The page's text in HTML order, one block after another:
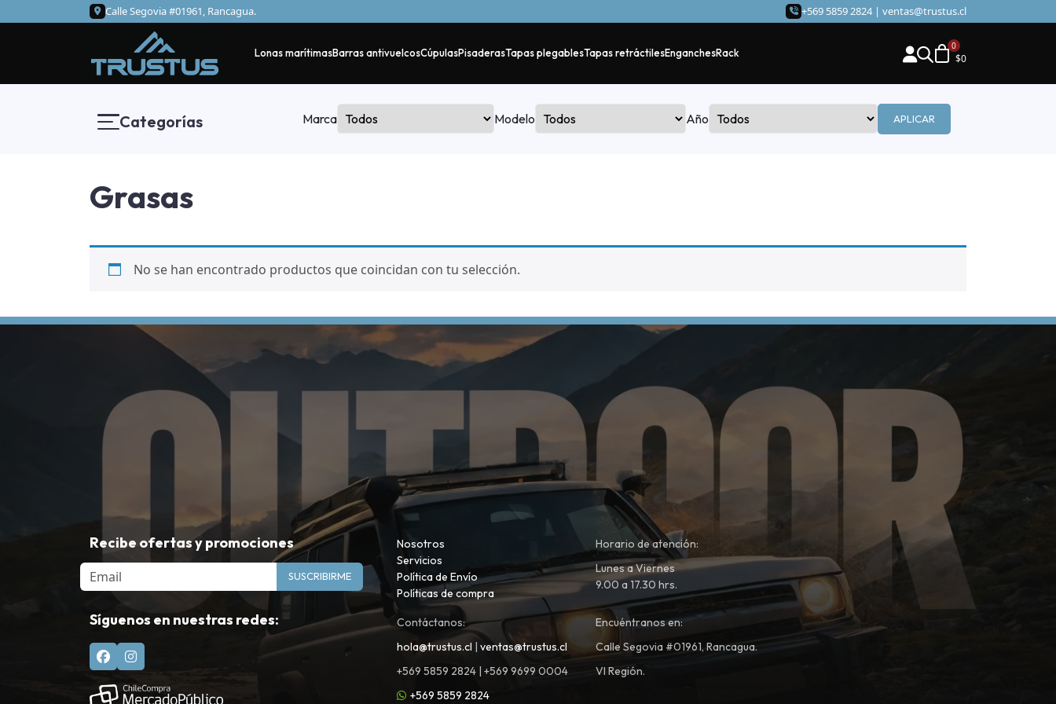
Calle Segovia #01961, Rancagua. +569 5859 2824 | ventas@trustus.cl
Lonas marítimasBarras antivuelcosCúpulasPisaderasTapas plegablesTapas retráctilesEnganchesRack $0
Categorías Marca Modelo Año APLICAR
Grasas
No se han encontrado productos que coincidan con tu selección.
Recibe ofertas y promociones
Email SUSCRIBIRME
Síguenos en nuestras redes:
Nosotros
Servicios
Política de Envío
Políticas de compra
Horario de atención:
Lunes a Viernes
9.00 a 17.30 hrs.
Contáctanos:
hola@trustus.cl | ventas@trustus.cl
+569 5859 2824 | +569 9699 0004
+569 5859 2824
Encuéntranos en:
Calle Segovia #01961, Rancagua.
VI Región.